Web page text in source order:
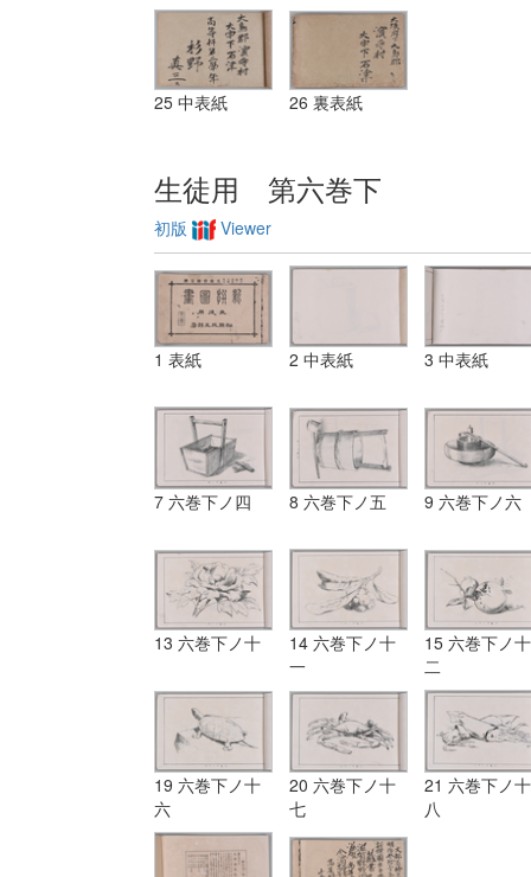
25 中表紙 26 裏表紙
生徒用 第六巻下
初版 Viewer
1 表紙 2 中表紙 3 中表紙
7 六巻下ノ四 8 六巻下ノ五 9 六巻下ノ六
13 六巻下ノ十
14 六巻下ノ十
一
15 六巻下ノ十
二
19 六巻下ノ十
六
20 六巻下ノ十
七
21 六巻下ノ十
八